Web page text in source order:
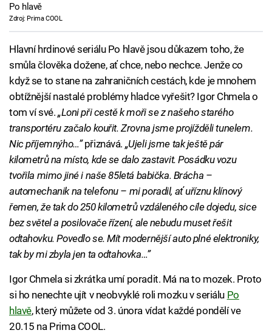
Po hlavě
Zdroj: Prima COOL
Hlavní hrdinové seriálu Po hlavě jsou důkazem toho, že
smůla člověka dožene, ať chce, nebo nechce. Jenže co
když se to stane na zahraničních cestách, kde je mnohem
obtížnější nastalé problémy hladce vyřešit? Igor Chmela o
tom ví své. „Loni při cestě k moři se z našeho starého
transportéru začalo kouřit. Zrovna jsme projížděli tunelem.
Nic příjemnýho…”přiznává. „Ujeli jsme tak ještě pár
kilometrů na místo, kde se dalo zastavit. Posádku vozu
tvořila mimo jiné i naše 85letá babička. Brácha –
automechanik na telefonu – mi poradil, ať uříznu klínový
řemen, že tak do 250 kilometrů vzdáleného cíle dojedu, sice
bez světel a posilovače řízení, ale nebudu muset řešit
odtahovku. Povedlo se. Mít modernější auto plné elektroniky,
tak by mi zbyla jen ta odtahovka…”
Igor Chmela si zkrátka umí poradit. Má na to mozek. Proto
si ho nenechte ujít v neobvyklé roli mozku v seriálu Po
hlavě, který můžete od 3. února vídat každé pondělí ve
20.15 na Prima COOL.